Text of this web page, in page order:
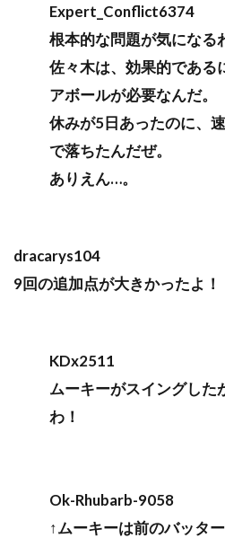
Expert_Conflict6374
根本的な問題が気になる
佐々木は、効果的である
アボールが必要なんだ。
休みが5日あったのに、
で落ちたんだぜ。
ありえん…。
dracarys104
9回の追加点が大きかったよ！
KDx2511
ムーキーがスイングした
わ！
Ok-Rhubarb-9058
↑ムーキーは前のバッタ